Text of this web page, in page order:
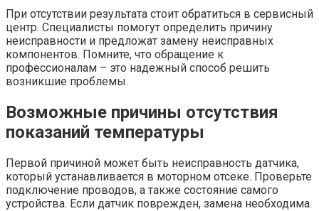
При отсутствии результата стоит обратиться в сервисный
центр. Специалисты помогут определить причину
неисправности и предложат замену неисправных
компонентов. Помните, что обращение к
профессионалам – это надежный способ решить
возникшие проблемы.
Возможные причины отсутствия
показаний температуры
Первой причиной может быть неисправность датчика,
который устанавливается в моторном отсеке. Проверьте
подключение проводов, а также состояние самого
устройства. Если датчик поврежден, замена необходима.